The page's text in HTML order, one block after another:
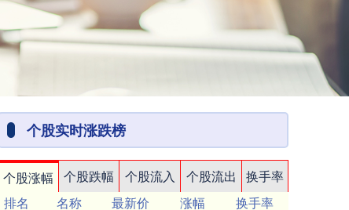
个股实时涨跌榜
个股涨幅 个股跌幅 个股流入 个股流出
换手率
排名
名称 最新价 涨幅
换手率